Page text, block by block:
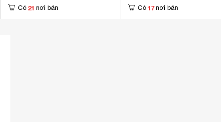
Có 21 nơi bán Có 17 nơi bán